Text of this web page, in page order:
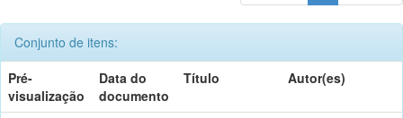
Conjunto de itens:
Pré-
visualização
Data do
documento
Título Autor(es)